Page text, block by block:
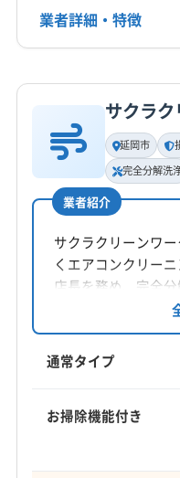
公式サイトなし
業者詳細・特徴
基本情報
代表者名
日髙浩孝
所在地
対応地域
都城
児湯郡川南町
(鹿児島県) 姶良郡湧水町
(鹿
営業時間
サクラ
延岡市
完全分解洗
業者紹介
サクラクリーンワ
くエアコンクリー
店長を務め、完全
パンや送風ファン
スタッフ同行可能
多様な支払い方法
す。
通常タイプ
お掃除機能付き